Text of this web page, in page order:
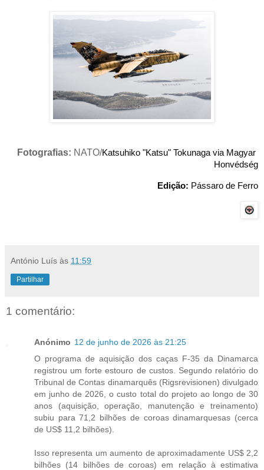
Fotografias: NATO/Katsuhiko "Katsu" Tokunaga via Magyar
Honvédség
Edição: Pássaro de Ferro
António Luís às 11:59
Partilhar
1 comentário:
Anónimo 12 de junho de 2026 às 21:25
O programa de aquisição dos caças F-35 da Dinamarca
registrou um forte estouro de custos. Segundo relatório do
Tribunal de Contas dinamarquês (Rigsrevisionen) divulgado
em junho de 2026, o custo total do projeto ao longo de 30
anos (aquisição, operação, manutenção e treinamento)
subiu para 71,2 bilhões de coroas dinamarquesas (cerca
de US$ 11,2 bilhões).
Isso representa um aumento de aproximadamente US$ 2,2
bilhões (14 bilhões de coroas) em relação à estimativa